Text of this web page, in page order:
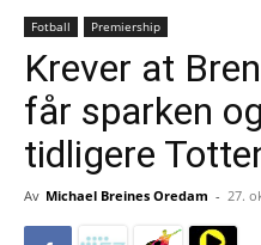
Fotball Premiership
Krever at
får sparken
tidligere
Av Michael Breines Oredam - 27.